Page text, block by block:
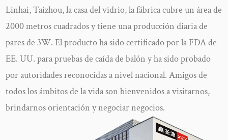
Linhai, Taizhou, la casa del vidrio, la fábrica cubre un área de
2000 metros cuadrados y tiene una producción diaria de
pares de 3W. El producto ha sido certificado por la FDA de
EE. UU. para pruebas de caída de balón y ha sido probado
por autoridades reconocidas a nivel nacional. Amigos de
todos los ámbitos de la vida son bienvenidos a visitarnos,
brindarnos orientación y negociar negocios.